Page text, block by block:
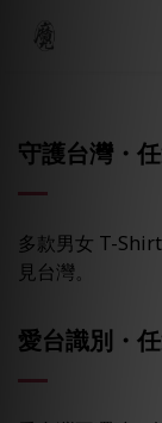
守護台灣・
多款男女 T-
見台灣。
愛台識別・